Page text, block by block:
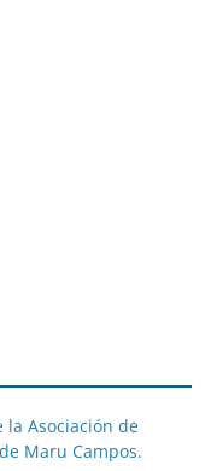
la Asociación de
Maru Campos.